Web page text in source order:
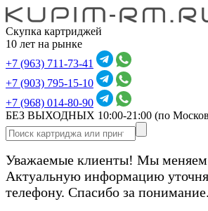
Скупка картриджей
10 лет на рынке
+7 (963) 711-73-41
+7 (903) 795-15-10
+7 (968) 014-80-90
БЕЗ ВЫХОДНЫХ 10:00-21:00 (по
Уважаемые клиенты! Мы меняем
Актуальную информацию
телефону. Спасибо за понимание.